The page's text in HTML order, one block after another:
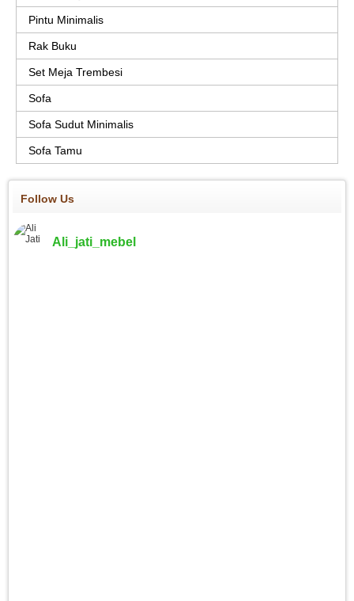
Pintu Minimalis
Rak Buku
Set Meja Trembesi
Sofa
Sofa Sudut Minimalis
Sofa Tamu
Follow Us
Ali_jati_mebel